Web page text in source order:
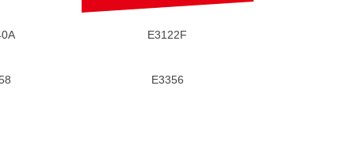
E3122F
E3356